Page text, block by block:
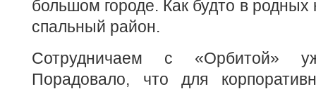
большом городе. Как будто в
спальный район.
Сотрудничаем с «Орбитой»
Порадовало, что для